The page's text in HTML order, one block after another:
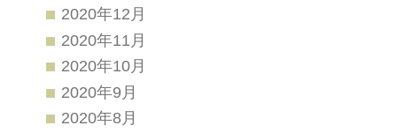
2020年12月
2020年11月
2020年10月
2020年9月
2020年8月